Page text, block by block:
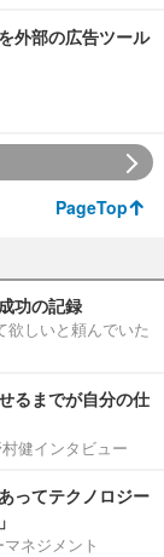
外部の広告ツール
PageTop
功の記録
欲しいと頼んでいた
るまでが自分の仕
健インタビュー
ってテクノロジー
ネジメント